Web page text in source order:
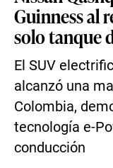
Guinness al
solo tanque
El SUV
alcanzó una
Colombia,
tecnología e-
conducción